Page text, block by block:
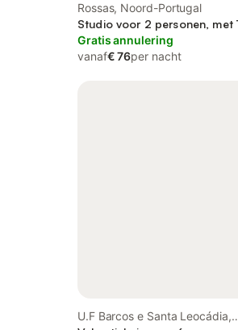
Rossas, Noord-Portugal
Studio voor 2 personen, met
Gratis annulering
vanaf€ 76per nacht
U.F Barcos e Santa Leocádia,